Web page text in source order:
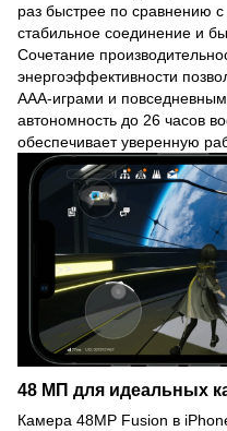
раз быстрее по сравнению
стабильное соединение и
Сочетание
энергоэффективности
AAA-играми и
автономность до 26 часов
обеспечивает уверенную
48 МП для идеальных
Камера 48MP Fusion в